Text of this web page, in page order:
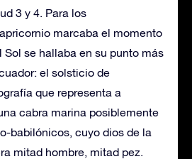
3 y 4. Para los
marcaba el momento
Sol se hallaba en su punto más
el solsticio de
que representa a
cabra marina posiblemente
babilónicos, cuyo dios de la
mitad hombre, mitad pez.